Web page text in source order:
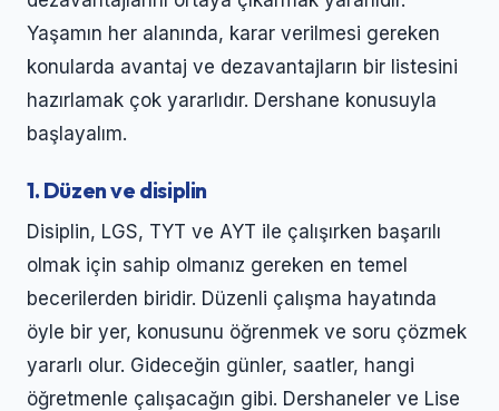
Yaşamın her alanında, karar verilmesi gereken
konularda avantaj ve dezavantajların bir listesini
hazırlamak çok yararlıdır. Dershane konusuyla
başlayalım.
1. Düzen ve disiplin
Disiplin, LGS, TYT ve AYT ile çalışırken başarılı
olmak için sahip olmanız gereken en temel
becerilerden biridir. Düzenli çalışma hayatında
öyle bir yer, konusunu öğrenmek ve soru çözmek
yararlı olur. Gideceğin günler, saatler, hangi
öğretmenle çalışacağın gibi. Dershaneler ve Lise